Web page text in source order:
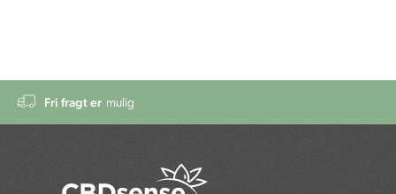
Fri fragt er mulig